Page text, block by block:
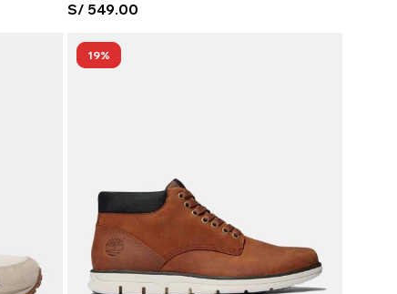
S/ 549.00
19